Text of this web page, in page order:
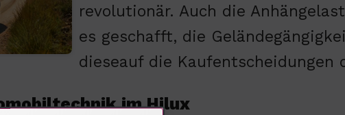
revolutionär. Auch die
es geschafft, die
dieseauf die Kaufentscheidungen
im Hilux